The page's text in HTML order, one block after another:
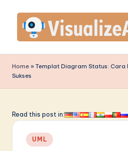
content
is
u
li
Home » Templat Diagram Status: Cara
Sukses
Read this post in:
Posted
in
UML